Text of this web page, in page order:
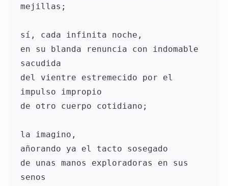
mejillas;
sí, cada infinita noche,
en su blanda renuncia con indomable
sacudida
del vientre estremecido por el
impulso impropio
de otro cuerpo cotidiano;
la imagino,
añorando ya el tacto sosegado
de unas manos exploradoras en sus
senos